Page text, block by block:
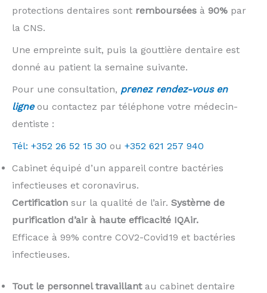
protections dentaires sont remboursées à 90% par
la CNS.
Une empreinte suit, puis la gouttière dentaire est
donné au patient la semaine suivante.
Pour une consultation, prenez rendez-vous en
ligne ou contactez par téléphone votre médecin-
dentiste :
Tél: +352 26 52 15 30 ou +352 621 257 940
Cabinet équipé d’un appareil contre bactéries
infectieuses et coronavirus.
Certification sur la qualité de l’air. Système de
purification d’air à haute efficacité IQAir.
Efficace à 99% contre COV2-Covid19 et bactéries
infectieuses.
Tout le personnel travaillantau cabinet dentaire